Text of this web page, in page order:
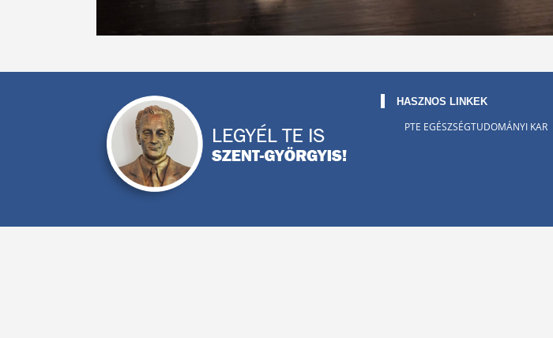
HASZNOS LINKEK
PTE EGÉSZSÉGTUDOMÁNYI KAR